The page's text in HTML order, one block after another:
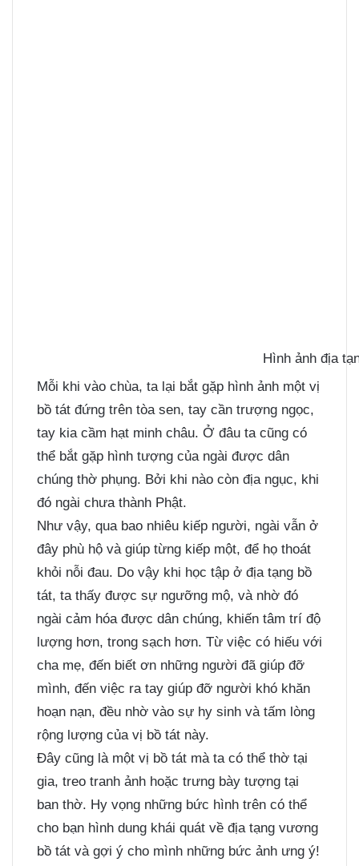
Hình ảnh địa
Mỗi khi vào chùa, ta lại bắt gặp hình ảnh một vị
bồ tát đứng trên tòa sen, tay cần trượng ngọc,
tay kia cầm hạt minh châu. Ở đâu ta cũng có
thể bắt gặp hình tượng của ngài được dân
chúng thờ phụng. Bởi khi nào còn địa ngục, khi
đó ngài chưa thành Phật.
Như vậy, qua bao nhiêu kiếp người, ngài vẫn ở
đây phù hộ và giúp từng kiếp một, để họ thoát
khỏi nỗi đau. Do vậy khi học tập ở địa tạng bồ
tát, ta thấy được sự ngưỡng mộ, và nhờ đó
ngài cảm hóa được dân chúng, khiến tâm trí độ
lượng hơn, trong sạch hơn. Từ việc có hiếu với
cha mẹ, đến biết ơn những người đã giúp đỡ
mình, đến việc ra tay giúp đỡ người khó khăn
hoạn nạn, đều nhờ vào sự hy sinh và tấm lòng
rộng lượng của vị bồ tát này.
Đây cũng là một vị bồ tát mà ta có thể thờ tại
gia, treo tranh ảnh hoặc trưng bày tượng tại
ban thờ. Hy vọng những bức hình trên có thể
cho bạn hình dung khái quát về địa tạng vương
bồ tát và gợi ý cho mình những bức ảnh ưng ý!